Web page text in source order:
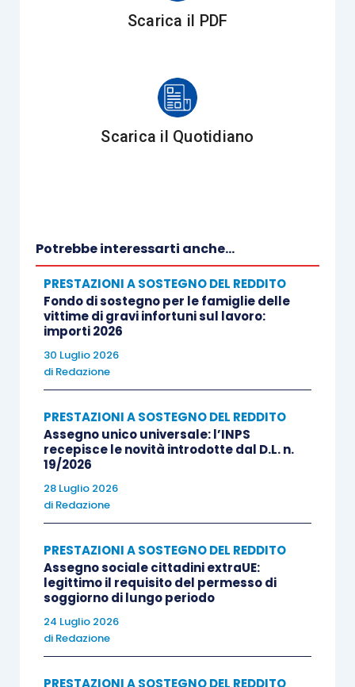
effettuare con D.D. del Ministero del Lavoro, di
concerto con il MEF, l’Istituto aggiornerà
con il valore dell’ISEE per prestazioni familiari e
per l’inclusione e, contestualmente, chiuderà la
funzione di consultazione in oggetto.
Scarica il PDF
Scarica il Quotidiano
Potrebbe interessarti anche...
PRESTAZIONI A SOSTEGNO DEL REDDITO
Fondo di sostegno per le famiglie delle
vittime di gravi infortuni sul lavoro:
importi 2026
30 Luglio 2026
di Redazione
PRESTAZIONI A SOSTEGNO DEL REDDITO
Assegno unico universale: l’INPS
recepisce le novità introdotte dal D.L. n.
19/2026
28 Luglio 2026
di Redazione
PRESTAZIONI A SOSTEGNO DEL REDDITO
Assegno sociale cittadini extraUE:
legittimo il requisito del permesso di
soggiorno di lungo periodo
24 Luglio 2026
di Redazione
PRESTAZIONI A SOSTEGNO DEL REDDITO